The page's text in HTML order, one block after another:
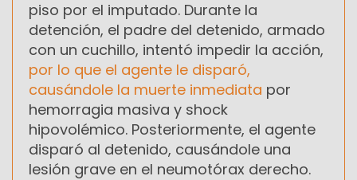
piso por el imputado. Durante la
detención, el padre del detenido, armado
con un cuchillo, intentó impedir la acción,
por lo que el agente le disparó,
causándole la muerte inmediata por
hemorragia masiva y shock
hipovolémico. Posteriormente, el agente
disparó al detenido, causándole una
lesión grave en el neumotórax derecho.